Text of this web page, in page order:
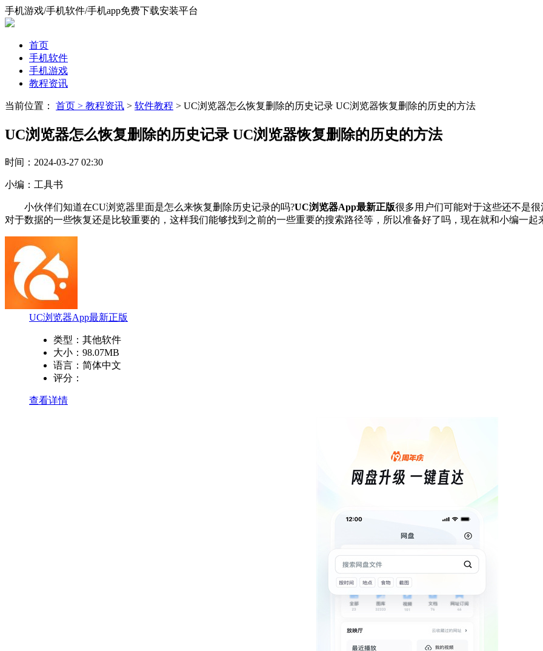
手机游戏/手机软件/手机app免费下载安装平台
首页
手机软件
手机游戏
教程资讯
当前位置： 首页 > 教程资讯 > 软件教程 > UC浏览器怎么恢复删除的历史记录 UC浏览器恢复删除的历史的方法
UC浏览器怎么恢复删除的历史记录 UC浏览器恢复删除的历史的方法
时间： 2024-03-27 02:30
小编： 工具书
小伙伴们知道在CU浏览器里面是怎么来恢复删除历史记录的吗?UC浏览器App最新正版很多用户们可能对于这些还不是
对于数据的一些恢复还是比较重要的，这样我们能够找到之前的一些重要的搜索路径等，所以准备好了吗，现在就和小编一起
UC浏览器App最新正版
类型： 其他软件
大小： 98.07MB
语言： 简体中文
评分：
查看详情